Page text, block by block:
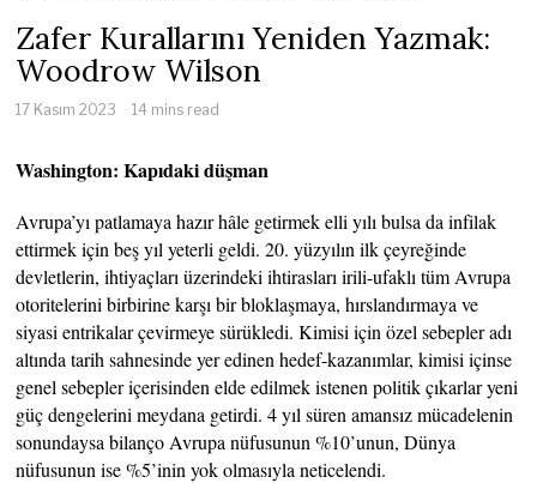
Zafer Kurallarını Yeniden Yazmak:
Woodrow Wilson
17 Kasım 2023 14 mins read
Washington: Kapıdaki düşman
Avrupa’yı patlamaya hazır hâle getirmek elli yılı bulsa da infilak
ettirmek için beş yıl yeterli geldi. 20. yüzyılın ilk çeyreğinde
devletlerin, ihtiyaçları üzerindeki ihtirasları irili-ufaklı tüm Avrupa
otoritelerini birbirine karşı bir bloklaşmaya, hırslandırmaya ve
siyasi entrikalar çevirmeye sürükledi. Kimisi için özel sebepler adı
altında tarih sahnesinde yer edinen hedef-kazanımlar, kimisi içinse
genel sebepler içerisinden elde edilmek istenen politik çıkarlar yeni
güç dengelerini meydana getirdi. 4 yıl süren amansız mücadelenin
sonundaysa bilanço Avrupa nüfusunun %10’unun, Dünya
nüfusunun ise %5’inin yok olmasıyla neticelendi.